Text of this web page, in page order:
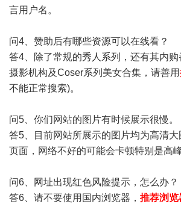
言用户名。
问4、赞助后有哪些资源可以在线看？
答4、除了常规的秀人系列，还有其内
摄影机构及Coser系列美女合集，请善用
不能正常搜索)。
问5、你们网站的图片有时候展示很慢。
答5、目前网站所展示的图片均为高清
页面，网络不好的可能会卡顿特别是高
问6、网址出现红色风险提示，怎么办？
答6、请不要使用国内浏览器， 推荐浏览